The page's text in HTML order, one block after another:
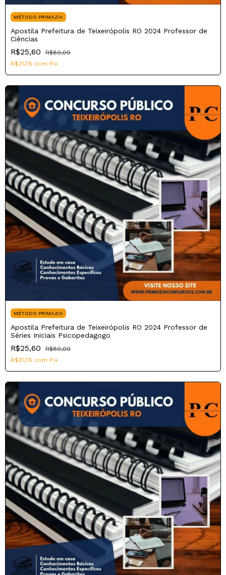
MÉTODO PRIMAZIA
Apostila Prefeitura de Teixeirópolis RO 2024 Professor de
Ciências
R$25,60
R$80,00
R$21,76 com Pix
MÉTODO PRIMAZIA
Apostila Prefeitura de Teixeirópolis RO 2024 Professor de
Séries Iniciais Psicopedagogo
R$25,60
R$80,00
R$21,76 com Pix